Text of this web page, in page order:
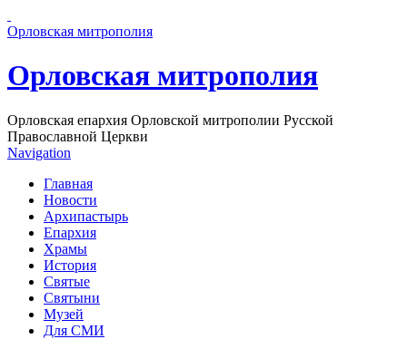
Орловская митрополия
Орловская митрополия
Орловская епархия Орловской митрополии Русской
Православной Церкви
Navigation
Главная
Новости
Архипастырь
Епархия
Храмы
История
Святые
Святыни
Музей
Для СМИ